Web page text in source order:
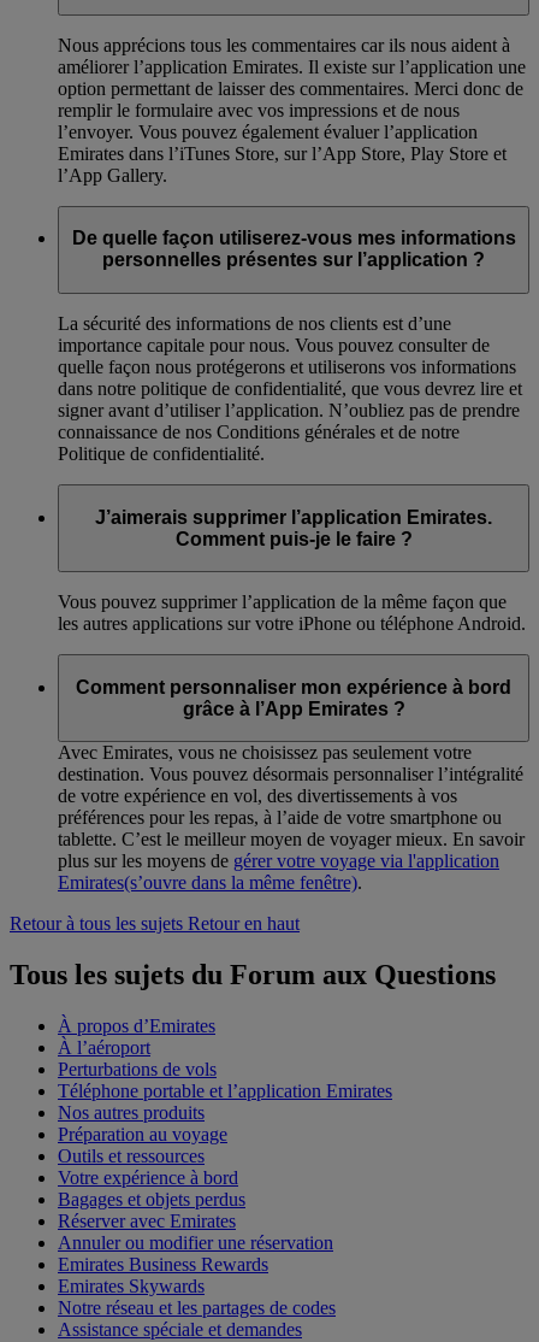
Nous apprécions tous les commentaires car ils nous aident à
améliorer l’application Emirates. Il existe sur l’application une
option permettant de laisser des commentaires. Merci donc de
remplir le formulaire avec vos impressions et de nous
l’envoyer. Vous pouvez également évaluer l’application
Emirates dans l’iTunes Store, sur l’App Store, Play Store et
l’App Gallery.
De quelle façon utiliserez-vous mes informations
personnelles présentes sur l’application ?
La sécurité des informations de nos clients est d’une
importance capitale pour nous. Vous pouvez consulter de
quelle façon nous protégerons et utiliserons vos informations
dans notre politique de confidentialité, que vous devrez lire et
signer avant d’utiliser l’application. N’oubliez pas de prendre
connaissance de nos Conditions générales et de notre
Politique de confidentialité.
J’aimerais supprimer l’application Emirates.
Comment puis-je le faire ?
Vous pouvez supprimer l’application de la même façon que
les autres applications sur votre iPhone ou téléphone Android.
Comment personnaliser mon expérience à bord
grâce à l’App Emirates ?
Avec Emirates, vous ne choisissez pas seulement votre
destination. Vous pouvez désormais personnaliser l’intégralité
de votre expérience en vol, des divertissements à vos
préférences pour les repas, à l’aide de votre smartphone ou
tablette. C’est le meilleur moyen de voyager mieux. En savoir
plus sur les moyens de gérer votre voyage via l'application
Emirates(s’ouvre dans la même fenêtre).
Retour à tous les sujets Retour en haut
Tous les sujets du Forum aux Questions
À propos d’Emirates
À l’aéroport
Perturbations de vols
Téléphone portable et l’application Emirates
Nos autres produits
Préparation au voyage
Outils et ressources
Votre expérience à bord
Bagages et objets perdus
Réserver avec Emirates
Annuler ou modifier une réservation
Emirates Business Rewards
Emirates Skywards
Notre réseau et les partages de codes
Assistance spéciale et demandes